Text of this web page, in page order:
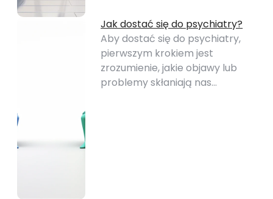
Jak dostać się do psychiatry?
Aby dostać się do psychiatry,
pierwszym krokiem jest
zrozumienie, jakie objawy lub
problemy skłaniają nas…